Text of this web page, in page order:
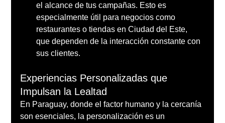
el alcance de tus campañas. Esto es
especialmente útil para negocios como
restaurantes o tiendas en Ciudad del Este,
que dependen de la interacción constante con
sus clientes.
Experiencias Personalizadas que
Impulsan la Lealtad
En Paraguay, donde el factor humano y la cercanía
son esenciales, la personalización es un